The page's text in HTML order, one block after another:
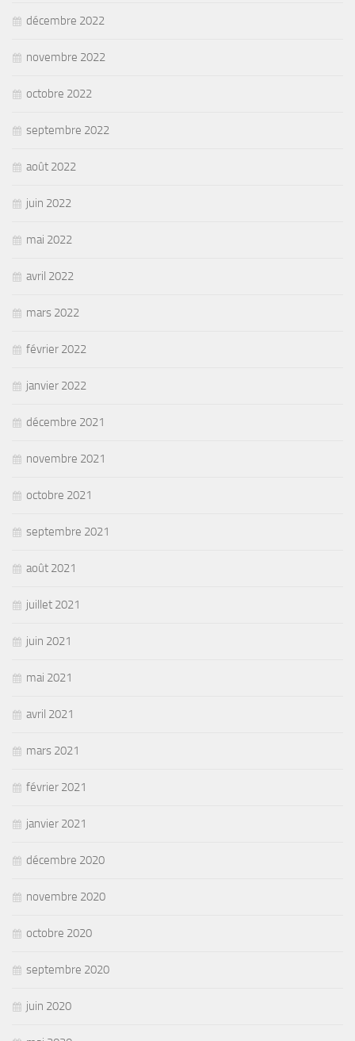
décembre 2022
novembre 2022
octobre 2022
septembre 2022
août 2022
juin 2022
mai 2022
avril 2022
mars 2022
février 2022
janvier 2022
décembre 2021
novembre 2021
octobre 2021
septembre 2021
août 2021
juillet 2021
juin 2021
mai 2021
avril 2021
mars 2021
février 2021
janvier 2021
décembre 2020
novembre 2020
octobre 2020
septembre 2020
juin 2020